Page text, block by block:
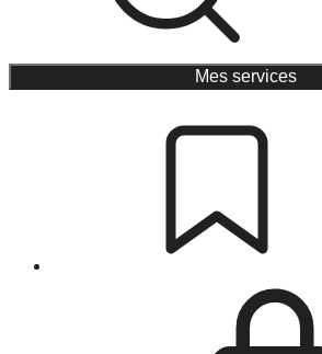
Mes services